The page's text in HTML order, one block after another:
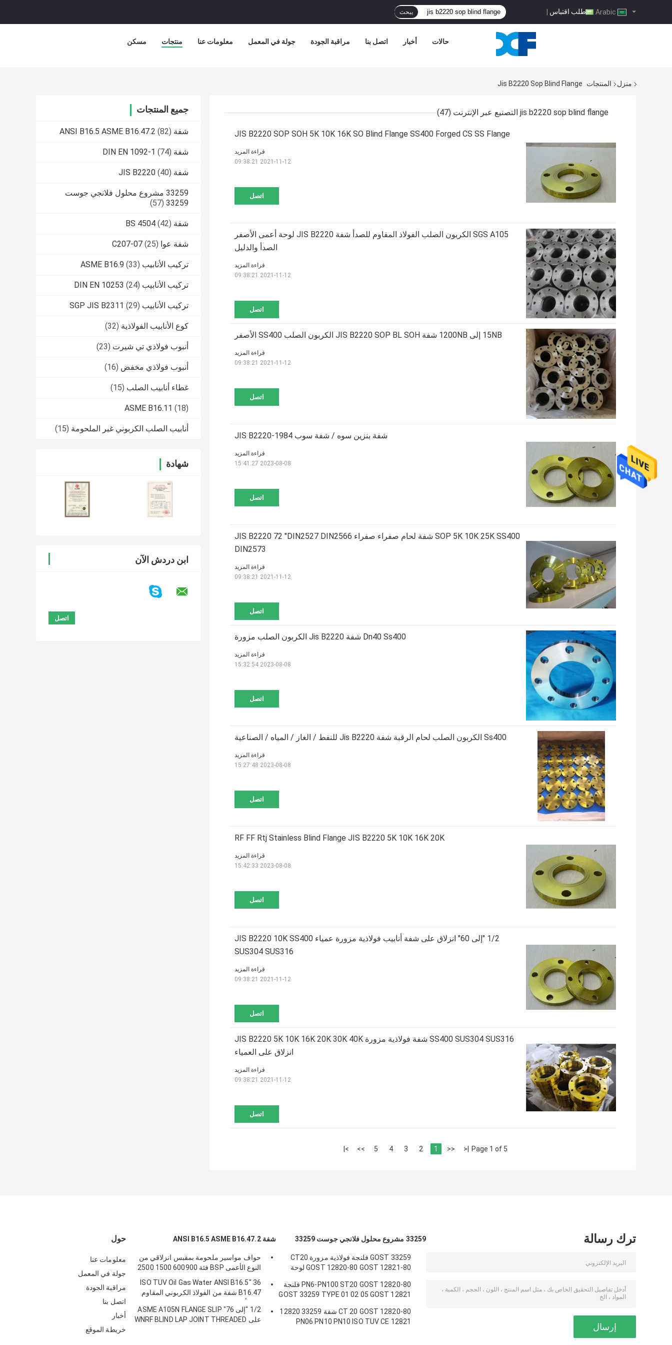
طلب اقتباس | يبحث
مسكن منتجات معلومات عنا جولة في المعمل مراقبة الجودة اتصل بنا أخبار حالات
منزل المنتجات Jis B2220 Sop Blind Flange
جميع المنتجات
شفة ANSI B16.5 ASME B16.47.2 (82)
شفة DIN EN 1092-1 (74)
شفة JIS B2220 (40)
33259 مشروع محلول فلانجي جوست
33259
(57)
شفة BS 4504 (42)
شفة عوا C207-07 (25)
تركيب الأنابيب ASME B16.9 (33)
تركيب الأنابيب DIN EN 10253 (24)
تركيب الأنابيب SGP JIS B2311 (29)
كوع الأنابيب الفولاذية (32)
أنبوب فولاذي تي شيرت (23)
أنبوب فولاذي مخفض (16)
غطاء أنابيب الصلب (15)
ASME B16.11 (18)
أنابيب الصلب الكربوني غير الملحومة (15)
شهادة
ابن دردش الآن
jis b2220 sop blind flange التصنيع عبر الإنترنت (47)
JIS B2220 SOP SOH 5K 10K 16K SO Blind Flange SS400 Forged CS SS Flange
اتصل
قراءة المزيد
2021-11-12 09:38:21
SGS A105 الكربون الصلب الفولاذ المقاوم للصدأ شفة JIS B2220 لوحة أعمى الأصفر
الصدأ والدليل
اتصل
قراءة المزيد
2021-11-12 09:38:21
15NB إلى 1200NB شفة JIS B2220 SOP BL SOH الكربون الصلب SS400 الأصفر
اتصل
قراءة المزيد
2021-11-12 09:38:21
شفة بنزين سوه / شفة سوب JIS B2220-1984
اتصل
قراءة المزيد
2023-08-08 15:41:27
SOP 5K 10K 25K SS400 شفة لحام صفراء صفراء JIS B2220 72 "DIN2527 DIN2566
DIN2573
اتصل
قراءة المزيد
2021-11-12 09:38:21
Dn40 Ss400 شفة Jis B2220 الكربون الصلب مزورة
اتصل
قراءة المزيد
2023-08-08 15:32:54
Ss400 الكربون الصلب لحام الرقبة شفة Jis B2220 للنفط / الغاز / المياه / الصناعية
اتصل
قراءة المزيد
2023-08-08 15:27:48
RF FF Rtj Stainless Blind Flange JIS B2220 5K 10K 16K 20K
اتصل
قراءة المزيد
2023-08-08 15:42:33
1/2 "إلى 60" انزلاق على شفة أنابيب فولاذية مزورة عمياء JIS B2220 10K SS400
SUS304 SUS316
اتصل
قراءة المزيد
2021-11-12 09:38:21
SS400 SUS304 SUS316 شفة فولاذية مزورة JIS B2220 5K 10K 16K 20K 30K 40K
انزلاق على العمياء
اتصل
قراءة المزيد
2021-11-12 09:38:21
Page 1 of 5
|<
<<
1
2
3
4
5
>>
>|
حول
معلومات عنا
جولة في المعمل
مراقبة الجودة
اتصل بنا
أخبار
خريطة الموقع
شفة ANSI B16.5 ASME B16.47.2
حواف مواسير ملحومة بمقبس انزلاقي من
النوع الأعمى BSP فئة 600900 1500 2500
36 "ISO TUV Oil Gas Water ANSI B16.5
B16.47 شفة من الفولاذ الكربوني المقاوم
1/2 "إلى 76" ASME A105N FLANGE SLIP
على WNRF BLIND LAP JOINT THREADED
33259 مشروع محلول فلانجي جوست 33259
GOST 33259 فلنجة فولاذية مزورة CT20
GOST 12820-80 GOST 12821-80 لوحة
PN6-PN100 ST20 GOST 12820-80 فلنجة
GOST 33259 TYPE 01 02 05 GOST 12821
316L
СT 20 GOST 12820-80 شفة 33259 12820
12821 PN06 PN10 PN10 ISO TUV CE
ترك رسالة